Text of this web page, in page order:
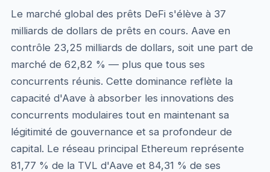
Le marché global des prêts DeFi s'élève à 37
milliards de dollars de prêts en cours. Aave en
contrôle 23,25 milliards de dollars, soit une part de
marché de 62,82 % — plus que tous ses
concurrents réunis. Cette dominance reflète la
capacité d'Aave à absorber les innovations des
concurrents modulaires tout en maintenant sa
légitimité de gouvernance et sa profondeur de
capital. Le réseau principal Ethereum représente
81,77 % de la TVL d'Aave et 84,31 % de ses